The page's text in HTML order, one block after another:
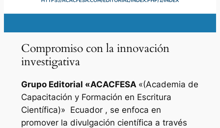
Compromiso con la innovación
investigativa
Grupo Editorial «ACACFESA «(Academia de
Capacitación y Formación en Escritura
Científica)» Ecuador , se enfoca en
promover la divulgación científica a través